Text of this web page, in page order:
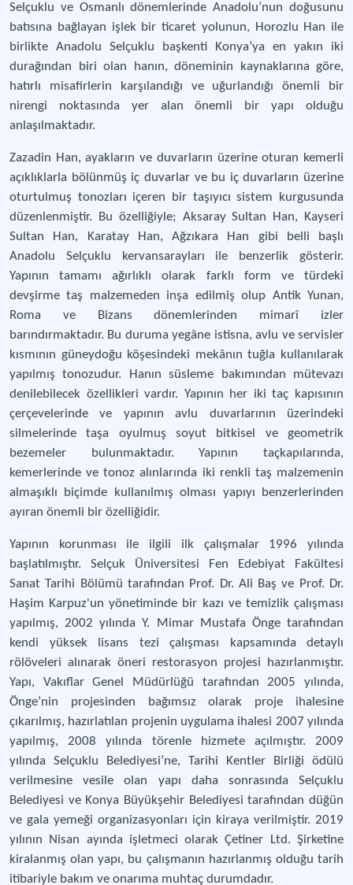
Selçuklu ve Osmanlı dönemlerinde Anadolu’nun doğusunu
batısına bağlayan işlek bir ticaret yolunun, Horozlu Han ile
birlikte Anadolu Selçuklu başkenti Konya’ya en yakın iki
durağından biri olan hanın, döneminin kaynaklarına göre,
hatırlı misafirlerin karşılandığı ve uğurlandığı önemli bir
nirengi noktasında yer alan önemli bir yapı olduğu
anlaşılmaktadır.
Zazadin Han, ayakların ve duvarların üzerine oturan kemerli
açıklıklarla bölünmüş iç duvarlar ve bu iç duvarların üzerine
oturtulmuş tonozları içeren bir taşıyıcı sistem kurgusunda
düzenlenmiştir. Bu özelliğiyle; Aksaray Sultan Han, Kayseri
Sultan Han, Karatay Han, Ağzıkara Han gibi belli başlı
Anadolu Selçuklu kervansarayları ile benzerlik gösterir.
Yapının tamamı ağırlıklı olarak farklı form ve türdeki
devşirme taş malzemeden inşa edilmiş olup Antik Yunan,
Roma ve Bizans dönemlerinden mimarî izler
barındırmaktadır. Bu duruma yegâne istisna, avlu ve servisler
kısmının güneydoğu köşesindeki mekânın tuğla kullanılarak
yapılmış tonozudur. Hanın süsleme bakımından mütevazı
denilebilecek özellikleri vardır. Yapının her iki taç kapısının
çerçevelerinde ve yapının avlu duvarlarının üzerindeki
silmelerinde taşa oyulmuş soyut bitkisel ve geometrik
bezemeler bulunmaktadır. Yapının taçkapılarında,
kemerlerinde ve tonoz alınlarında iki renkli taş malzemenin
almaşıklı biçimde kullanılmış olması yapıyı benzerlerinden
ayıran önemli bir özelliğidir.
Yapının korunması ile ilgili ilk çalışmalar 1996 yılında
başlatılmıştır. Selçuk Üniversitesi Fen Edebiyat Fakültesi
Sanat Tarihi Bölümü tarafından Prof. Dr. Ali Baş ve Prof. Dr.
Haşim Karpuz'un yönetiminde bir kazı ve temizlik çalışması
yapılmış, 2002 yılında Y. Mimar Mustafa Önge tarafından
kendi yüksek lisans tezi çalışması kapsamında detaylı
rölöveleri alınarak öneri restorasyon projesi hazırlanmıştır.
Yapı, Vakıflar Genel Müdürlüğü tarafından 2005 yılında,
Önge’nin projesinden bağımsız olarak proje ihalesine
çıkarılmış, hazırlatılan projenin uygulama ihalesi 2007 yılında
yapılmış, 2008 yılında törenle hizmete açılmıştır. 2009
yılında Selçuklu Belediyesi’ne, Tarihi Kentler Birliği ödülü
verilmesine vesile olan yapı daha sonrasında Selçuklu
Belediyesi ve Konya Büyükşehir Belediyesi tarafından düğün
ve gala yemeği organizasyonları için kiraya verilmiştir. 2019
yılının Nisan ayında işletmeci olarak Çetiner Ltd. Şirketine
kiralanmış olan yapı, bu çalışmanın hazırlanmış olduğu tarih
itibariyle bakım ve onarıma muhtaç durumdadır.